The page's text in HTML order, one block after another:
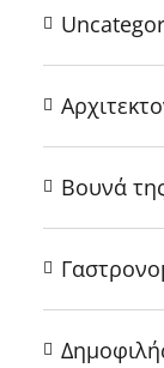
Βουνά